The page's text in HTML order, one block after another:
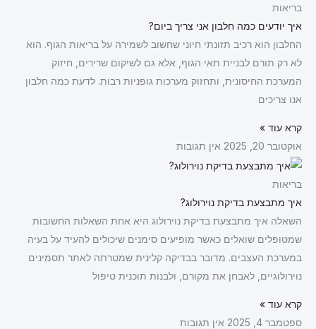
בריאות
איך יודעים כמה חלבון אני צריך ביום?
החלבון הוא רכיב תזונתי חיוני שחשוב לשמירה על בריאות הגוף. הוא
לא רק תורם לבניית תאי הגוף, אלא גם לשיקום שרירים, חיזוק
המערכת החיסונית, ותחזוק מערכות גופניות רבות. לדעת כמה חלבון
אנו צריכים
קרא עוד »
אוקטובר 20, 2025
אין תגובות
בריאות
איך מתבצעת בדיקת נוירולוג?
השאלה איך מתבצעת בדיקת נוירולוג היא אחת השאלות החשובות
שמטופלים שואלים כאשר מופיעים סימנים שיכולים להעיד על בעיה
במערכת העצבים. מדובר בבדיקה קלינית שמטרתה לאתר תסמינים
נוירולוגיים, לאבחן את מקורם, ולבנות תוכנית טיפול
קרא עוד »
ספטמבר 4, 2025
אין תגובות